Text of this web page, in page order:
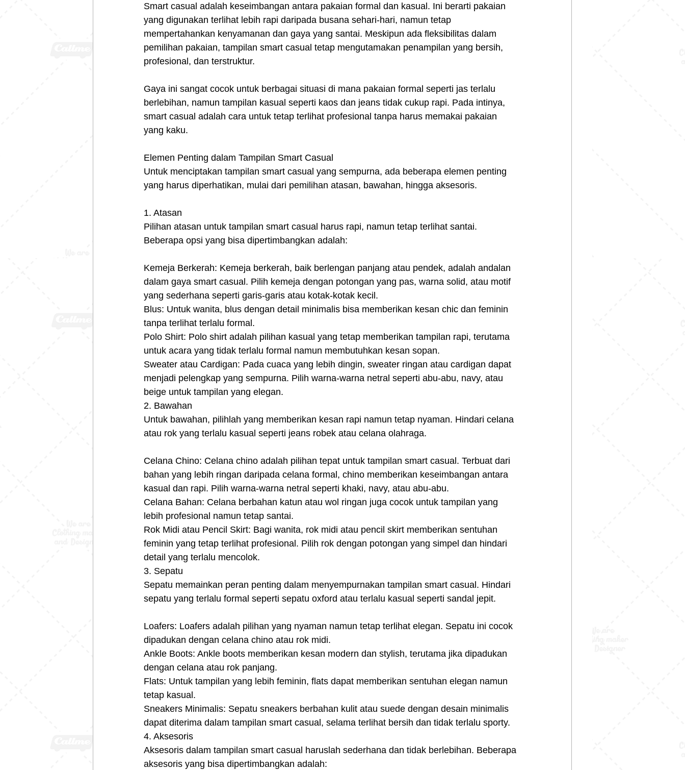
Smart casual adalah keseimbangan antara pakaian formal dan kasual. Ini berarti pakaian
yang digunakan terlihat lebih rapi daripada busana sehari-hari, namun tetap
mempertahankan kenyamanan dan gaya yang santai. Meskipun ada fleksibilitas dalam
pemilihan pakaian, tampilan smart casual tetap mengutamakan penampilan yang bersih,
profesional, dan terstruktur.
Gaya ini sangat cocok untuk berbagai situasi di mana pakaian formal seperti jas terlalu
berlebihan, namun tampilan kasual seperti kaos dan jeans tidak cukup rapi. Pada intinya,
smart casual adalah cara untuk tetap terlihat profesional tanpa harus memakai pakaian
yang kaku.
Elemen Penting dalam Tampilan Smart Casual
Untuk menciptakan tampilan smart casual yang sempurna, ada beberapa elemen penting
yang harus diperhatikan, mulai dari pemilihan atasan, bawahan, hingga aksesoris.
1. Atasan
Pilihan atasan untuk tampilan smart casual harus rapi, namun tetap terlihat santai.
Beberapa opsi yang bisa dipertimbangkan adalah:
Kemeja Berkerah: Kemeja berkerah, baik berlengan panjang atau pendek, adalah andalan
dalam gaya smart casual. Pilih kemeja dengan potongan yang pas, warna solid, atau motif
yang sederhana seperti garis-garis atau kotak-kotak kecil.
Blus: Untuk wanita, blus dengan detail minimalis bisa memberikan kesan chic dan feminin
tanpa terlihat terlalu formal.
Polo Shirt: Polo shirt adalah pilihan kasual yang tetap memberikan tampilan rapi, terutama
untuk acara yang tidak terlalu formal namun membutuhkan kesan sopan.
Sweater atau Cardigan: Pada cuaca yang lebih dingin, sweater ringan atau cardigan dapat
menjadi pelengkap yang sempurna. Pilih warna-warna netral seperti abu-abu, navy, atau
beige untuk tampilan yang elegan.
2. Bawahan
Untuk bawahan, pilihlah yang memberikan kesan rapi namun tetap nyaman. Hindari celana
atau rok yang terlalu kasual seperti jeans robek atau celana olahraga.
Celana Chino: Celana chino adalah pilihan tepat untuk tampilan smart casual. Terbuat dari
bahan yang lebih ringan daripada celana formal, chino memberikan keseimbangan antara
kasual dan rapi. Pilih warna-warna netral seperti khaki, navy, atau abu-abu.
Celana Bahan: Celana berbahan katun atau wol ringan juga cocok untuk tampilan yang
lebih profesional namun tetap santai.
Rok Midi atau Pencil Skirt: Bagi wanita, rok midi atau pencil skirt memberikan sentuhan
feminin yang tetap terlihat profesional. Pilih rok dengan potongan yang simpel dan hindari
detail yang terlalu mencolok.
3. Sepatu
Sepatu memainkan peran penting dalam menyempurnakan tampilan smart casual. Hindari
sepatu yang terlalu formal seperti sepatu oxford atau terlalu kasual seperti sandal jepit.
Loafers: Loafers adalah pilihan yang nyaman namun tetap terlihat elegan. Sepatu ini cocok
dipadukan dengan celana chino atau rok midi.
Ankle Boots: Ankle boots memberikan kesan modern dan stylish, terutama jika dipadukan
dengan celana atau rok panjang.
Flats: Untuk tampilan yang lebih feminin, flats dapat memberikan sentuhan elegan namun
tetap kasual.
Sneakers Minimalis: Sepatu sneakers berbahan kulit atau suede dengan desain minimalis
dapat diterima dalam tampilan smart casual, selama terlihat bersih dan tidak terlalu sporty.
4. Aksesoris
Aksesoris dalam tampilan smart casual haruslah sederhana dan tidak berlebihan. Beberapa
aksesoris yang bisa dipertimbangkan adalah: